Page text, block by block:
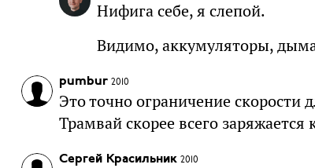
Нифига себе, я слепой.
Видимо, аккумуляторы,
pumbur 2010
Это точно ограничение скорости
Трамвай скорее всего
Сергей Красильник 2010